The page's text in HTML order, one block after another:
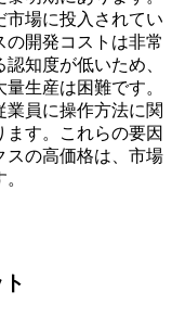
市場に投入されてい
の開発コストは非常
知度が低いため、
生産は困難です。
業員に操作方法に関
す。これらの要因
スの高価格は、市場